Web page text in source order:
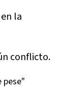
la
conflicto.
pese"